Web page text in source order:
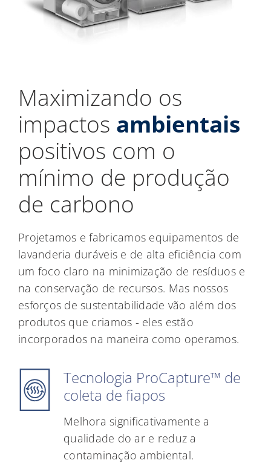
Maximizando os
impactos ambientais
positivos com o
mínimo de produção
de carbono
Projetamos e fabricamos equipamentos de
lavanderia duráveis e de alta eficiência com
um foco claro na minimização de resíduos e
na conservação de recursos. Mas nossos
esforços de sustentabilidade vão além dos
produtos que criamos - eles estão
incorporados na maneira como operamos.
Tecnologia ProCapture™ de
coleta de fiapos
Melhora significativamente a
qualidade do ar e reduz a
contaminação ambiental.